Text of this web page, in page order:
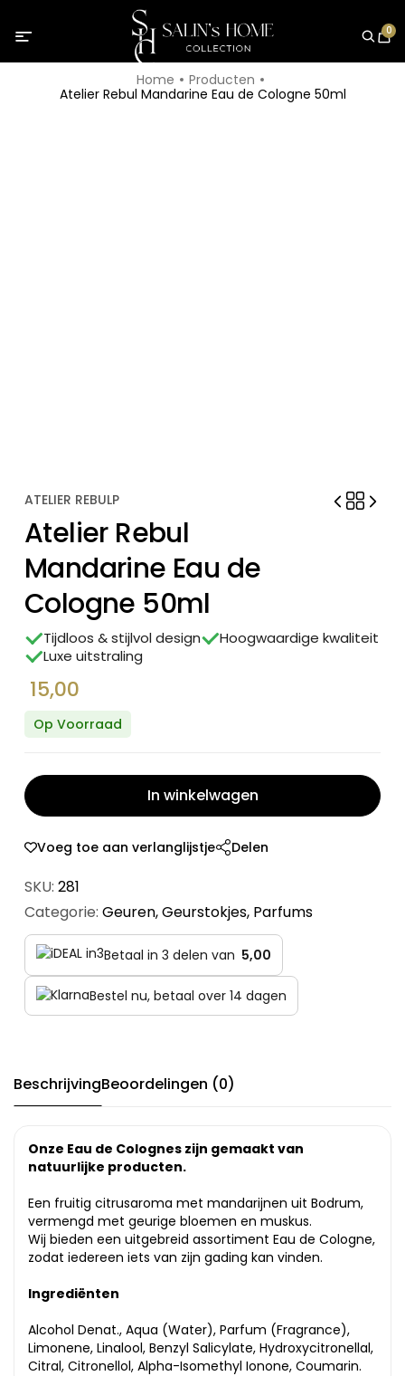
0
Home
Producten
Atelier Rebul Mandarine Eau de Cologne 50ml
ATELIER REBULP
Atelier Rebul
Mandarine Eau de
Cologne 50ml
Tijdloos & stijlvol design
Hoogwaardige kwaliteit
Luxe uitstraling
15,00
Op Voorraad
In winkelwagen
Voeg toe aan verlanglijstje Delen
SKU: 281
Categorie: Geuren,Geurstokjes, Parfums
Betaal in 3 delen van 5,00
Bestel nu, betaal over 14 dagen
BeschrijvingBeoordelingen (0)
Onze Eau de Colognes zijn gemaakt van
natuurlijke producten.
Een fruitig citrusaroma met mandarijnen uit Bodrum,
vermengd met geurige bloemen en muskus.
Wij bieden een uitgebreid assortiment Eau de Cologne,
zodat iedereen iets van zijn gading kan vinden.
Ingrediënten
Alcohol Denat., Aqua (Water), Parfum (Fragrance),
Limonene, Linalool, Benzyl Salicylate, Hydroxycitronellal,
Citral, Citronellol, Alpha-Isomethyl Ionone, Coumarin.